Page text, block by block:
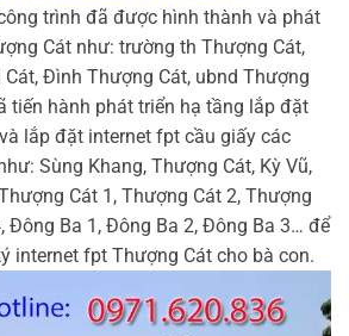
trình đã được hình thành và phát
Cát như: trường th Thượng Cát,
Đình Thượng Cát, ubnd Thượng
tiến hành phát triển hạ tầng lắp đặt
lắp đặt internet fpt cầu giấy các
Sùng Khang, Thượng Cát, Kỳ Vũ,
Cát 1, Thượng Cát 2, Thượng
Đông Ba 1, Đông Ba 2, Đông Ba 3… để
internet fpt Thượng Cát cho bà con.